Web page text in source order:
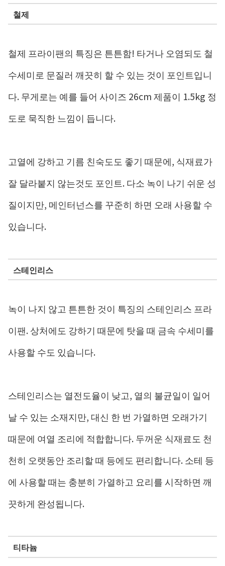
철제
철제 프라이팬의 특징은 튼튼함! 타거나 오염되도 철
수세미로 문질러 깨끗히 할 수 있는 것이 포인트입니
다. 무게로는 예를 들어 사이즈 26cm 제품이 1.5kg 정
도로 묵직한 느낌이 듭니다.
고열에 강하고 기름 친숙도도 좋기 때문에, 식재료가
잘 달라붙지 않는것도 포인트. 다소 녹이 나기 쉬운 성
질이지만, 메인터넌스를 꾸준히 하면 오래 사용할 수
있습니다.
스테인리스
녹이 나지 않고 튼튼한 것이 특징의 스테인리스 프라
이팬. 상처에도 강하기 때문에 탓을 때 금속 수세미를
사용할 수도 있습니다.
스테인리스는 열전도율이 낮고, 열의 불균일이 일어
날 수 있는 소재지만, 대신 한 번 가열하면 오래가기
때문에 여열 조리에 적합합니다. 두꺼운 식재료도 천
천히 오랫동안 조리할 때 등에도 편리합니다. 소테 등
에 사용할 때는 충분히 가열하고 요리를 시작하면 깨
끗하게 완성됩니다.
티타늄